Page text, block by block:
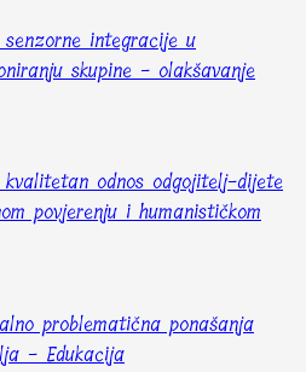
integracije u
skupine - olakšavanje
kvalitetan odnos odgojitelj-dijete
povjerenju i humanističkom
problematična ponašanja
- Edukacija